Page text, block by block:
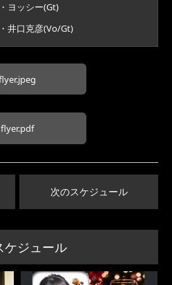
・ヨッシー(Gt)
・井口克彦(Vo/Gt)
flyer.pdf
次のスケジュール
ケジュール